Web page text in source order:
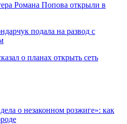
Романа Попова открыли в
подала на развод с
о планах открыть сеть
о незаконном розжиге»: как